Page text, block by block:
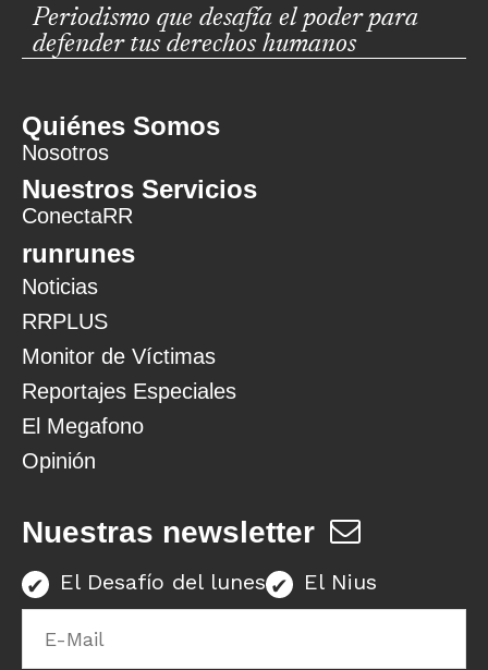
Periodismo que desafía el poder para
defender tus derechos humanos
Quiénes Somos
Nosotros
Nuestros Servicios
ConectaRR
runrunes
Noticias
RRPLUS
Monitor de Víctimas
Reportajes Especiales
El Megafono
Opinión
Nuestras newsletter
El Desafío del lunes El Nius